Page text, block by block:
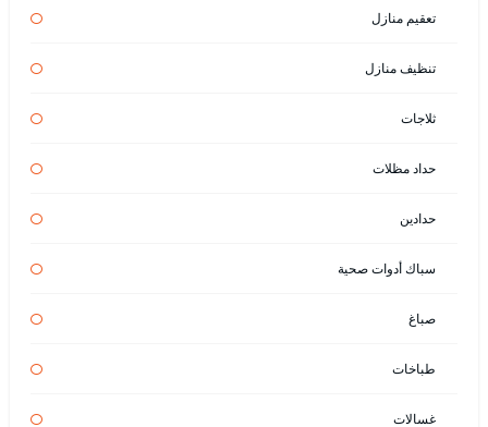
تعقيم منازل
تنظيف منازل
ثلاجات
حداد مظلات
حدادين
سباك أدوات صحية
صباغ
طباخات
غسالات